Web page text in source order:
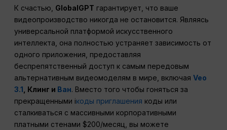
К счастью, GlobalGPT гарантирует, что ваше
видеопроизводство никогда не остановится. Являясь
универсальной платформой искусственного
интеллекта, она полностью устраняет зависимость от
одного приложения, предоставляя
беспрепятственный доступ к самым передовым
альтернативным видеомоделям в мире, включаяVeo
3.1 , Клинг и Ван. Вместо того чтобы гоняться за
прекращенными iкоды приглашения коды или
сталкиваться с массивными корпоративными
платными стенами $200/месяц, вы можете